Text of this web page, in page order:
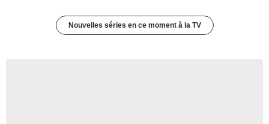
Nouvelles séries en ce moment à la TV